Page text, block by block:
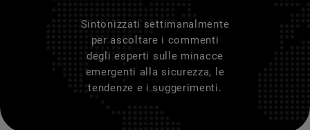
Sintonizzati settimanalmente
per ascoltare i commenti
degli esperti sulle minacce
emergenti alla sicurezza, le
tendenze e i suggerimenti.